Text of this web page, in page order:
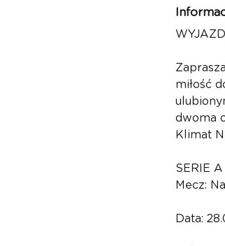
miłość
dwoma
Klimat
SERIE A
Mecz:
Data: